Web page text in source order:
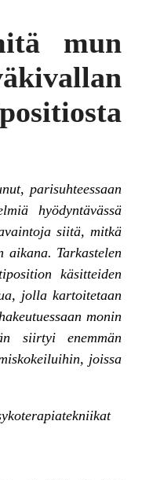
mun
parisuhteessaan
hyödyntävässä
siitä, mitkä
aikana. Tarkastelen
käsitteiden
jolla kartoitetaan
monin
siirtyi enemmän
joissa